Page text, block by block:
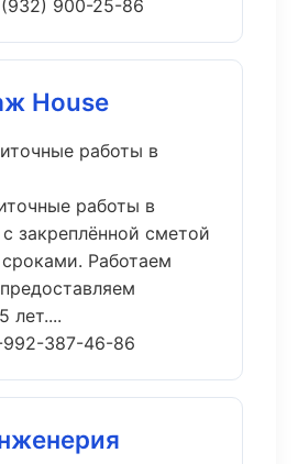
900-25-86
House
работы в
работы в
закреплённой сметой
Работаем
лет....
387-46-86